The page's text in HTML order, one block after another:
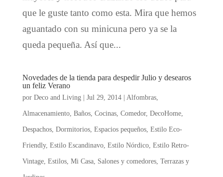
que le guste tanto como esta. Mira que hemos
aguantado con su minicuna pero ya se la
queda pequeña. Así que...
Novedades de la tienda para despedir Julio y desearos
un feliz Verano
por Deco and Living| Jul 29, 2014| Alfombras,
Almacenamiento, Baños, Cocinas, Comedor, DecoHome,
Despachos, Dormitorios, Espacios pequeños, Estilo Eco-
Friendly, Estilo Escandinavo, Estilo Nórdico, Estilo Retro-
Vintage, Estilos, Mi Casa, Salones y comedores, Terrazas y